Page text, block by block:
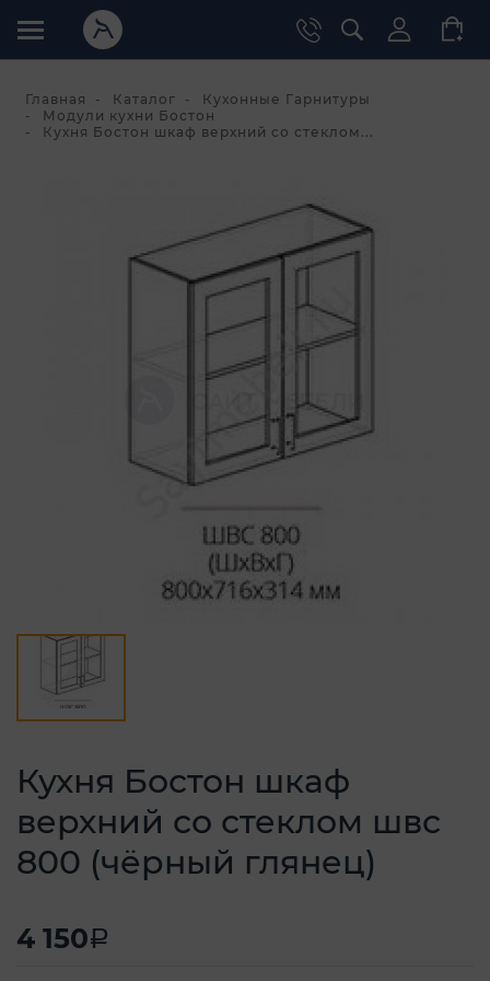
Главная Каталог
Кухонные Гарнитуры
Модули кухни Бостон
Кухня Бостон шкаф верхний со стеклом...
Кухня Бостон шкаф
верхний со стеклом швс
800 (чёрный глянец)
4 150a